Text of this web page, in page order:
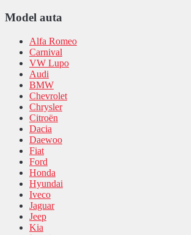
Model auta
Alfa Romeo
Carnival
VW Lupo
Audi
BMW
Chevrolet
Chrysler
Citroën
Dacia
Daewoo
Fiat
Ford
Honda
Hyundai
Iveco
Jaguar
Jeep
Kia